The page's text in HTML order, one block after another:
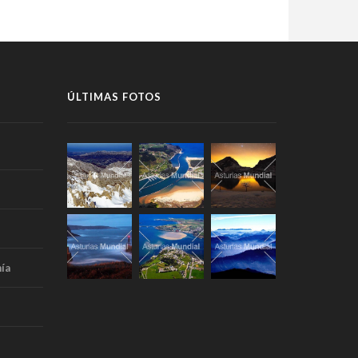
ÚLTIMAS FOTOS